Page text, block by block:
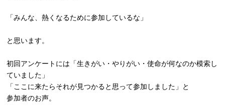
「みんな、熱くなるために参加しているな」
と思います。
初回アンケートには「生きがい・やりがい・使命が何なのか模索し
ていました」
「ここに来たらそれが見つかると思って参加しました」と
参加者のお声。